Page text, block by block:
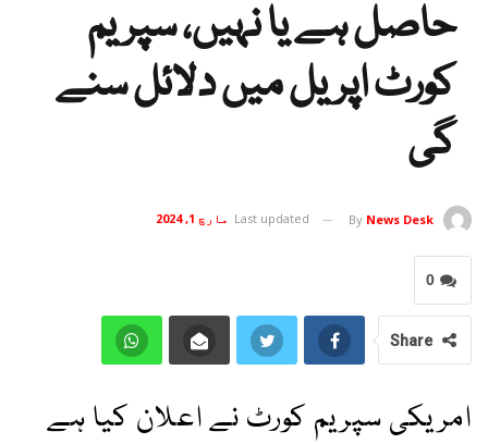
حاصل ہے یا نہیں، سپریم
کورٹ اپریل میں دلائل سنے
گی
By News Desk
Last updated مارچ 1, 2024
0
Share
امریکی سپریم کورٹ نے اعلان کیا ہے